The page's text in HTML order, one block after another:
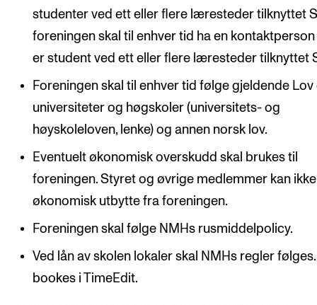
Studentutvalet SUT
Biblioteket
Organisasjon
Hvem gjør hva i administrasjonen?
studenter ved ett eller flere læresteder tilknyttet
foreningen skal til enhver tid ha en
er student ved ett eller flere læresteder tilknyttet
Foreningen skal til enhver tid følge gjeldende Lov
universiteter og høgskoler (universitets- og
høyskoleloven, lenke) og annen norsk lov.
Eventuelt økonomisk overskudd skal brukes til
foreningen. Styret og øvrige medlemmer kan
økonomisk utbytte fra foreningen.
Foreningen skal følge NMHs rusmiddelpolicy.
Ved lån av skolen lokaler skal NMHs regler
bookes i TimeEdit.